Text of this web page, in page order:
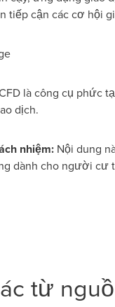
tiếp cận các cơ hội
là công cụ phức
dịch.
nhiệm:Nội dung
dành cho người cư
từ